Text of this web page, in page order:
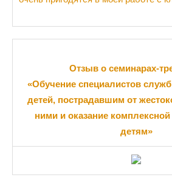
Отзыв о семинарах-
«Обучение специалистов
детей, пострадавшим от
ними и оказание
детям»